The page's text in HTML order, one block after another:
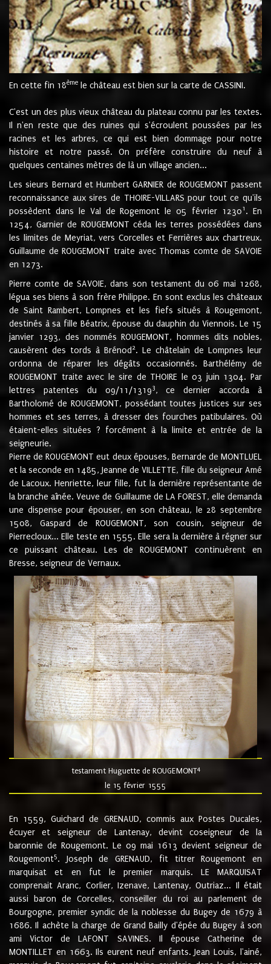
En cette fin 18ème le château est bien sur la carte de CASSINI.
C'est un des plus vieux château du plateau connu par les textes.
Il n'en reste que des ruines qui s'écroulent poussées par les
racines et les arbres, ce qui est bien dommage pour notre
histoire et notre passé. On préfère construire du neuf à
quelques centaines mètres de là un village ancien...
Les sieurs Bernard et Humbert GARNIER de ROUGEMONT passent
reconnaissance aux sires de THOIRE-VILLARS pour tout ce qu'ils
possèdent dans le Val de Rogemont le 05 février 12301 . En
1254, Garnier de ROUGEMONT céda les terres possédées dans
les limites de Meyriat, vers Corcelles et Ferrières aux chartreux.
Guillaume de ROUGEMONT traite avec Thomas comte de SAVOIE
en 1273.
Pierre comte de SAVOIE, dans son testament du 06 mai 1268,
légua ses biens à son frère Philippe. En sont exclus les châteaux
de Saint Rambert, Lompnes et les fiefs situés à Rougemont,
destinés à sa fille Béatrix, épouse du dauphin du Viennois. Le 15
janvier 1293, des nommés ROUGEMONT, hommes dits nobles,
causèrent des tords à Brénod 2. Le châtelain de Lompnes leur
ordonna de réparer les dégâts occasionnés. Barthélémy de
ROUGEMONT traite avec le sire de THOIRE le 03 juin 1304. Par
lettres patentes du 09/11/13193, ce dernier accorda à
Bartholomé de ROUGEMONT, possédant toutes justices sur ses
hommes et ses terres, à dresser des fourches patibulaires. Où
étaient-elles situées ? forcément à la limite et entrée de la
seigneurie.
Pierre de ROUGEMONT eut deux épouses, Bernarde de MONTLUEL
et la seconde en 1485, Jeanne de VILLETTE, fille du seigneur Amé
de Lacoux. Henriette, leur fille, fut la dernière représentante de
la branche aînée. Veuve de Guillaume de LA FOREST, elle demanda
une dispense pour épouser, en son château, le 28 septembre
1508, Gaspard de ROUGEMONT, son cousin, seigneur de
Pierrecloux... Elle teste en 1555. Elle sera la dernière à régner sur
ce puissant château. Les de ROUGEMONT continuèrent en
Bresse, seigneur de Vernaux.
testament Huguette de ROUGEMONT4
le 15 février 1555
En 1559, Guichard de GRENAUD, commis aux Postes Ducales,
écuyer et seigneur de Lantenay, devint coseigneur de la
baronnie de Rougemont. Le 09 mai 1613 devient seigneur de
Rougemont5. Joseph de GRENAUD, fit titrer Rougemont en
marquisat et en fut le premier marquis. LE MARQUISAT
comprenait Aranc, Corlier, Izenave, Lantenay, Outriaz... Il était
aussi baron de Corcelles, conseiller du roi au parlement de
Bourgogne, premier syndic de la noblesse du Bugey de 1679 à
1686. Il achète la charge de Grand Bailly d'épée du Bugey à son
ami Victor de LAFONT SAVINES. Il épouse Catherine de
MONTILLET en 1663. Ils eurent neuf enfants. Jean Louis, l'ainé,